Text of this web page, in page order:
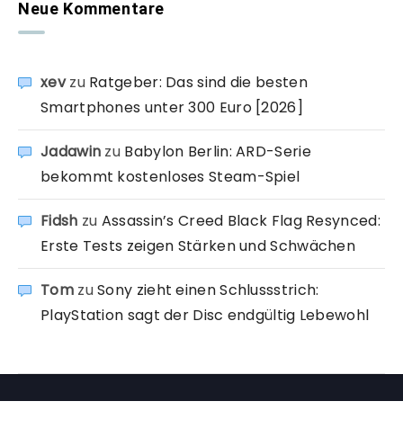
Neue Kommentare
xevzu Ratgeber: Das sind die besten
Smartphones unter 300 Euro [2026]
Jadawin zu Babylon Berlin: ARD-Serie
bekommt kostenloses Steam-Spiel
Fidsh zu Assassin’s Creed Black Flag Resynced:
Erste Tests zeigen Stärken und Schwächen
TomzuSony zieht einen Schlussstrich:
PlayStation sagt der Disc endgültig Lebewohl